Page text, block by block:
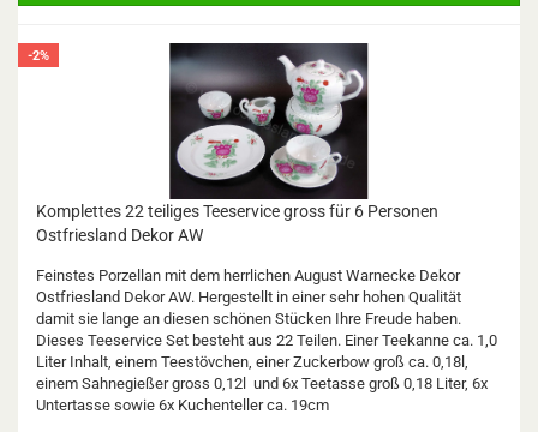
-2%
Komplettes 22 teiliges Teeservice gross für 6 Personen
Ostfriesland Dekor AW
Feinstes Porzellan mit dem herrlichen August Warnecke Dekor
Ostfriesland Dekor AW. Hergestellt in einer sehr hohen Qualität
damit sie lange an diesen schönen Stücken Ihre Freude haben.
Dieses Teeservice Set besteht aus 22 Teilen. Einer Teekanne ca. 1,0
Liter Inhalt, einem Teestövchen, einer Zuckerbow groß ca. 0,18l,
einem Sahnegießer gross 0,12l und 6x Teetasse groß 0,18 Liter, 6x
Untertasse sowie 6x Kuchenteller ca. 19cm